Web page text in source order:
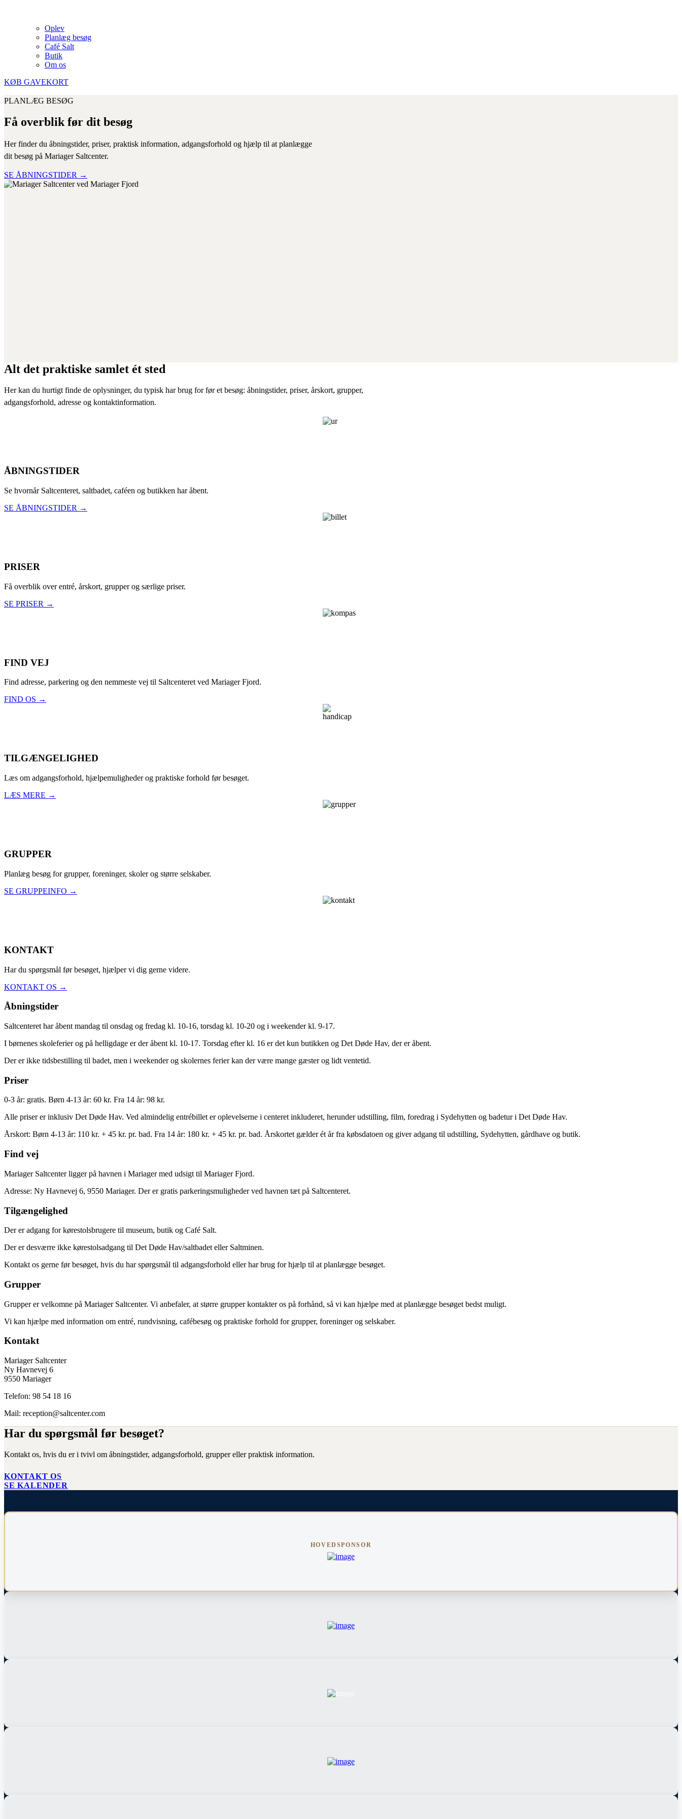
Oplev
Planlæg besøg
Café Salt
Butik
Om os
KØB GAVEKORT
PLANLÆG BESØG
Få overblik før dit besøg
Her finder du åbningstider, priser, praktisk information, adgangsforhold og hjælp til at planlægge
dit besøg på Mariager Saltcenter.
SE ÅBNINGSTIDER →
Alt det praktiske samlet ét sted
Her kan du hurtigt finde de oplysninger, du typisk har brug for før et besøg: åbningstider, priser, årskort, grupper,
adgangsforhold, adresse og kontaktinformation.
ÅBNINGSTIDER
Se hvornår Saltcenteret, saltbadet, caféen og butikken har åbent.
SE ÅBNINGSTIDER →
PRISER
Få overblik over entré, årskort, grupper og særlige priser.
SE PRISER →
FIND VEJ
Find adresse, parkering og den nemmeste vej til Saltcenteret ved Mariager Fjord.
FIND OS →
TILGÆNGELIGHED
Læs om adgangsforhold, hjælpemuligheder og praktiske forhold før besøget.
LÆS MERE →
GRUPPER
Planlæg besøg for grupper, foreninger, skoler og større selskaber.
SE GRUPPEINFO →
KONTAKT
Har du spørgsmål før besøget, hjælper vi dig gerne videre.
KONTAKT OS →
Åbningstider
Saltcenteret har åbent mandag til onsdag og fredag kl. 10-16, torsdag kl. 10-20 og i weekender kl. 9-17.
I børnenes skoleferier og på helligdage er der åbent kl. 10-17. Torsdag efter kl. 16 er det kun butikken og Det Døde Hav, der er åbent.
Der er ikke tidsbestilling til badet, men i weekender og skolernes ferier kan der være mange gæster og lidt ventetid.
Priser
0-3 år: gratis. Børn 4-13 år: 60 kr. Fra 14 år: 98 kr.
Alle priser er inklusiv Det Døde Hav. Ved almindelig entrébillet er oplevelserne i centeret inkluderet, herunder udstilling, film, foredrag i Sydehytten og badetur i Det Døde Hav.
Årskort: Børn 4-13 år: 110 kr. + 45 kr. pr. bad. Fra 14 år: 180 kr. + 45 kr. pr. bad. Årskortet gælder ét år fra købsdatoen og giver adgang til udstilling, Sydehytten, gårdhave og butik.
Find vej
Mariager Saltcenter ligger på havnen i Mariager med udsigt til Mariager Fjord.
Adresse: Ny Havnevej 6, 9550 Mariager. Der er gratis parkeringsmuligheder ved havnen tæt på Saltcenteret.
Tilgængelighed
Der er adgang for kørestolsbrugere til museum, butik og Café Salt.
Der er desværre ikke kørestolsadgang til Det Døde Hav/saltbadet eller Saltminen.
Kontakt os gerne før besøget, hvis du har spørgsmål til adgangsforhold eller har brug for hjælp til at planlægge besøget.
Grupper
Grupper er velkomne på Mariager Saltcenter. Vi anbefaler, at større grupper kontakter os på forhånd, så vi kan hjælpe med at planlægge besøget bedst muligt.
Vi kan hjælpe med information om entré, rundvisning, cafébesøg og praktiske forhold for grupper, foreninger og selskaber.
Kontakt
Mariager Saltcenter
Ny Havnevej 6
9550 Mariager
Telefon: 98 54 18 16
Mail: reception@saltcenter.com
Har du spørgsmål før besøget?
Kontakt os, hvis du er i tvivl om åbningstider, adgangsforhold, grupper eller praktisk information.
KONTAKT OS
SE KALENDER